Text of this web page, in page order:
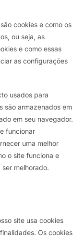
cookies e como os
ou seja, as
e como essas
as configurações
usados para
são armazenados em
em seu navegador.
funcionar
uma melhor
o site funciona e
melhorado.
site usa cookies
Os cookies